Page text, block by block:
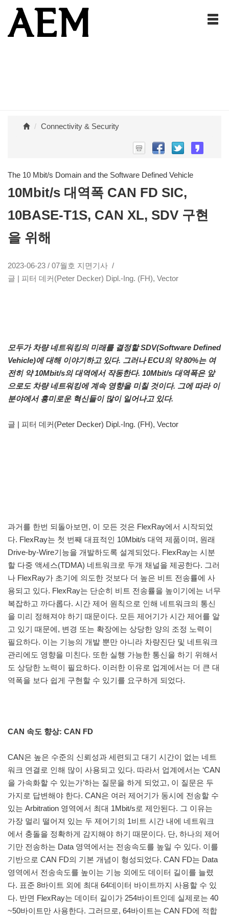
Connectivity & Security
The 10 Mbit/s Domain and the Software Defined Vehicle
10Mbit/s 대역폭 CAN FD SIC,
10BASE-T1S, CAN XL, SDV 구현
을 위해
2023-06-23 / 07월호 지면기사 /
글 | 피터 데커(Peter Decker) Dipl.-Ing. (FH), Vector
모두가 차량 네트워킹의 미래를 결정할 SDV(Software Defined
Vehicle)에 대해 이야기하고 있다. 그러나 ECU의 약 80%는 여
전히 약 10Mbit/s의 대역에서 작동한다. 10Mbit/s 대역폭은 앞
으로도 차량 네트워킹에 계속 영향을 미칠 것이다. 그에 따라 이
분야에서 흥미로운 혁신들이 많이 일어나고 있다.
글 | 피터 데커(Peter Decker) Dipl.-Ing. (FH), Vector
과거를 한번 되돌아보면, 이 모든 것은 FlexRay에서 시작되었
다. FlexRay는 첫 번째 대표적인 10Mbit/s 대역 제품이며, 원래
Drive-by-Wire기능을 개발하도록 설계되었다. FlexRay는 시분
할 다중 액세스(TDMA) 네트워크로 두개 채널을 제공한다. 그러
나 FlexRay가 초기에 의도한 것보다 더 높은 비트 전송률에 사
용되고 있다. FlexRay는 단순히 비트 전송률을 높이기에는 너무
복잡하고 까다롭다. 시간 제어 원칙으로 인해 네트워크의 통신
을 미리 정해져야 하기 때문이다. 모든 제어기가 시간 제어를 알
고 있기 때문에, 변경 또는 확장에는 상당한 양의 조정 노력이
필요하다. 이는 기능의 개발 뿐만 아니라 차량진단 및 네트워크
관리에도 영향을 미친다. 또한 실행 가능한 통신을 하기 위해서
도 상당한 노력이 필요하다. 이러한 이유로 업계에서는 더 큰 대
역폭을 보다 쉽게 구현할 수 있기를 요구하게 되었다.
CAN 속도 향상: CAN FD
CAN은 높은 수준의 신뢰성과 세련되고 대기 시간이 없는 네트
워크 연결로 인해 많이 사용되고 있다. 따라서 업계에서는 ‘CAN
을 가속화할 수 있는가’하는 질문을 하게 되었고, 이 질문은 두
가지로 답변해야 한다. CAN은 여러 제어기가 동시에 전송할 수
있는 Arbitration 영역에서 최대 1Mbit/s로 제안된다. 그 이유는
가장 멀리 떨어져 있는 두 제어기의 1비트 시간 내에 네트워크
에서 충돌을 정확하게 감지해야 하기 때문이다. 단, 하나의 제어
기만 전송하는 Data 영역에서는 전송속도를 높일 수 있다. 이를
기반으로 CAN FD의 기본 개념이 형성되었다. CAN FD는 Data
영역에서 전송속도를 높이는 기능 외에도 데이터 길이를 늘렸
다. 표준 8바이트 외에 최대 64데이터 바이트까지 사용할 수 있
다. 반면 FlexRay는 데이터 길이가 254바이트인데 실제로는 40
~50바이트만 사용한다. 그러므로, 64바이트는 CAN FD에 적합